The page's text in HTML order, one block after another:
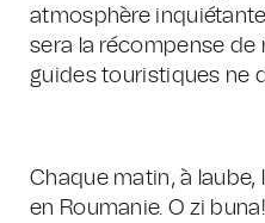
atmosphère
sera la récompense de
guides touristiques ne
Chaque matin, à laube,
en Roumanie. O zi buna!